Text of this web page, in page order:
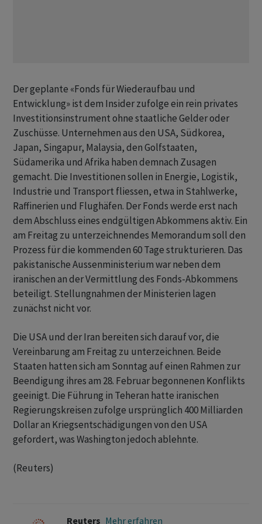
Der geplante «Fonds für Wiederaufbau und
Entwicklung» ist dem Insider zufolge ‌ein rein privates
Investitionsinstrument ohne staatliche Gelder oder
Zuschüsse. Unternehmen aus den USA, Südkorea,
Japan, Singapur, Malaysia, den Golfstaaten,
Südamerika und Afrika haben demnach Zusagen
gemacht. Die Investitionen sollen in Energie, Logistik,
Industrie und Transport ​fliessen, etwa ​in Stahlwerke,
Raffinerien und Flughäfen. Der Fonds werde erst ⁠nach
dem Abschluss eines endgültigen Abkommens aktiv. Ein
am Freitag ​zu unterzeichnendes Memorandum soll ⁠den
Prozess für die kommenden 60 Tage strukturieren. Das
pakistanische Aussenministerium war neben dem
iranischen an der ‌Vermittlung des Fonds-Abkommens
beteiligt. Stellungnahmen der Ministerien lagen
zunächst nicht vor.
Die USA und der Iran bereiten sich darauf vor, die
Vereinbarung am Freitag zu unterzeichnen. Beide
Staaten hatten sich ‌am Sonntag auf einen Rahmen zur
Beendigung ihres am 28. Februar begonnenen ​Konflikts
geeinigt. Die Führung in Teheran hatte iranischen
Regierungskreisen zufolge ursprünglich 400 Milliarden
Dollar an Kriegsentschädigungen von den USA
gefordert, was Washington jedoch ablehnte.
(Reuters)
Reuters Mehr erfahren